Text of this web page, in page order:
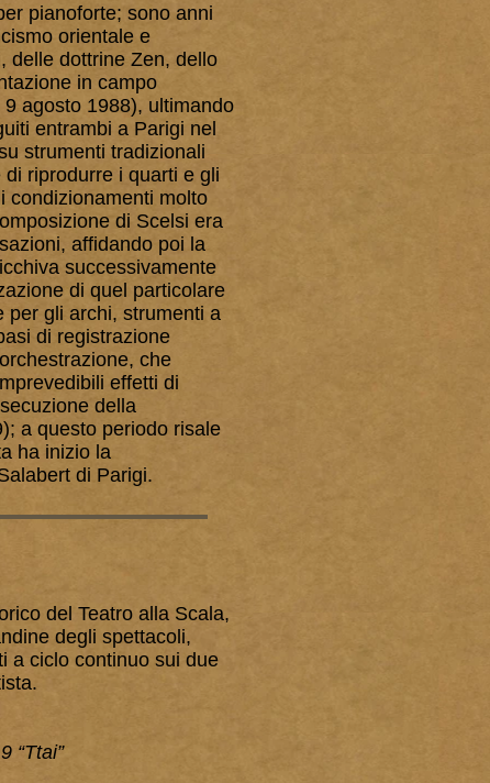
pianoforte; sono anni
orientale e
delle dottrine Zen, dello
in campo
agosto 1988), ultimando
entrambi a Parigi nel
strumenti tradizionali
di riprodurre i quarti e gli
condizionamenti molto
di Scelsi era
affidando poi la
successivamente
di quel particolare
per gli archi, strumenti a
di registrazione
che
effetti di
della
a questo periodo risale
ha inizio la
di Parigi.
del Teatro alla Scala,
degli spettacoli,
a ciclo continuo sui due
“Ttai”